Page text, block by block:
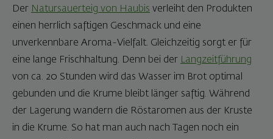
Der Natursauerteig von Haubis verleiht den Produkten
einen herrlich saftigen Geschmack und eine
unverkennbare Aroma-Vielfalt. Gleichzeitig sorgt er für
eine lange Frischhaltung. Denn bei der Langzeitführung
von ca. 20 Stunden wird das Wasser im Brot optimal
gebunden und die Krume bleibt länger saftig. Während
der Lagerung wandern die Röstaromen aus der Kruste
in die Krume. So hat man auch nach Tagen noch ein